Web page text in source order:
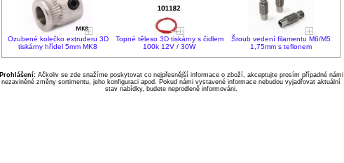
Ozubené kolečko extruderu 3D
tiskárny hřídel 5mm MK8
Topné těleso 3D tiskárny s čidlem
100k 12V / 30W
Šroub vedení filamentu M6/M5
1,75mm s teflonem
Prohlášení:Ačkoliv se zde snažíme poskytovat co nejpřesnější informace o zboží, akceptujte prosím případné námi
nezaviněné změny sortimentu, jeho konfiguraci apod. Pokud námi vystavené informace nebudou vyjadřovat aktuální
stav nabídky, budete neprodleně informováni.